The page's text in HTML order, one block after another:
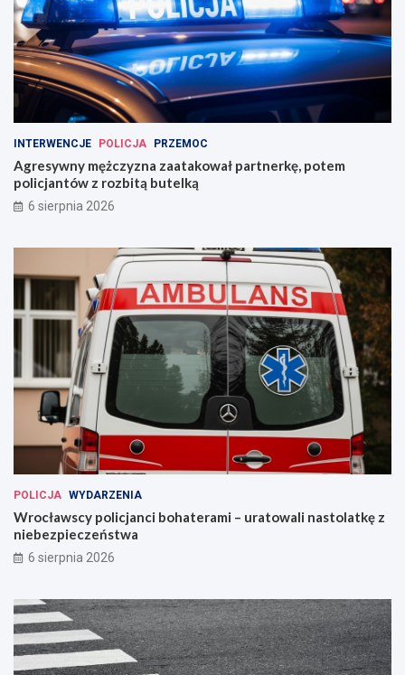
INTERWENCJE POLICJA PRZEMOC
Agresywny mężczyzna zaatakował partnerkę, potem
policjantów z rozbitą butelką
6 sierpnia 2026
POLICJA WYDARZENIA
Wrocławscy policjanci bohaterami – uratowali nastolatkę z
niebezpieczeństwa
6 sierpnia 2026